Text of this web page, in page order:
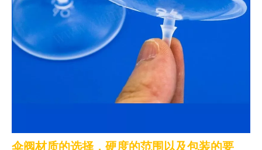
伞阀材质的选择，硬度的范围以及包装的要